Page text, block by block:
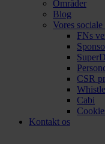
Områder
Blog
Vores sociale
FNs
CSR
Cabi
Kontakt os